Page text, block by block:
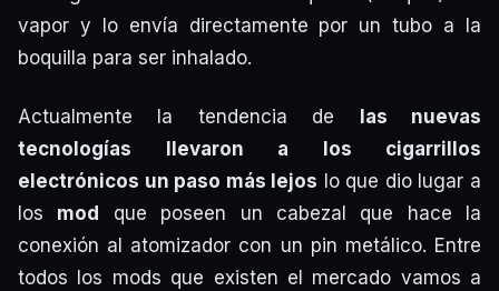
vapor y lo envía directamente por un tubo a la
boquilla para ser inhalado.
Actualmente la tendencia de
las nuevas
tecnologías llevaron a los cigarrillos
electrónicos un paso más lejos lo que dio lugar a
los mod
que poseen un cabezal que hace la
conexión al atomizador con un pin metálico. Entre
todos los mods que existen el mercado vamos a